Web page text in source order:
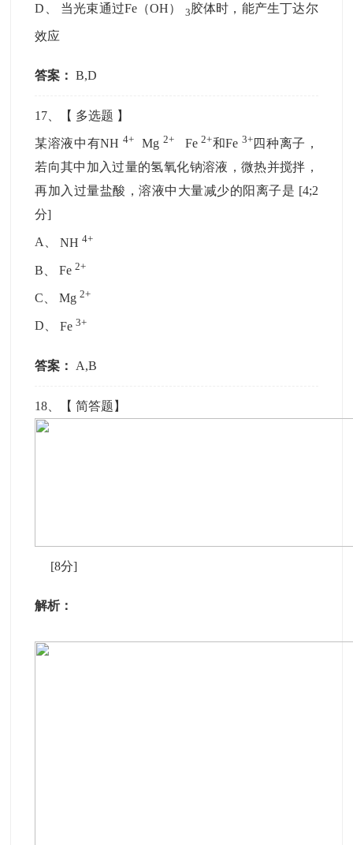
D
当光束通过Fe（OH） 3 胶体时，能产生丁达尔
效应
答案： B,D
17 、【 多选题 】
某溶液中有NH 4+Mg 2+ Fe2+和Fe 3+四种离子，
若向其中加入过量的氢氧化钠溶液，微热并搅拌，
再加入过量盐酸，溶液中大量减少的阳离子是 [4;2
分]
A、NH4+
B 、Fe2+
C 、Mg2+
D、Fe3+
答案： A,B
18 、【简答题 】
[8分]
解析：